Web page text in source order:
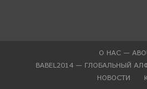
О НАС —
BABEL2014 — ГЛОБАЛЬНЫЙ
НОВОСТИ